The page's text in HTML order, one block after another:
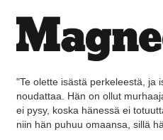
"Te olette isästä perkeleestä, ja
noudattaa. Hän on ollut
ei pysy, koska hänessä ei
niin hän puhuu omaansa, sillä